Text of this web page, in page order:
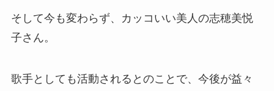
そして今も変わらず、カッコいい美人の志穂美悦
子さん。
歌手としても活動されるとのことで、今後が益々